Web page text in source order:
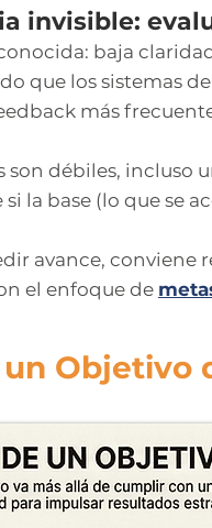
invisible:
baja
que los sistemas
más
son débiles, incluso
la base (lo que se
avance,
el enfoque de
Objetivo